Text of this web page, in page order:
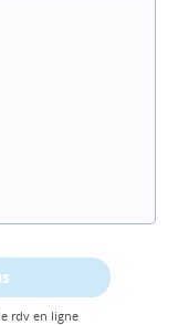
rdv en ligne